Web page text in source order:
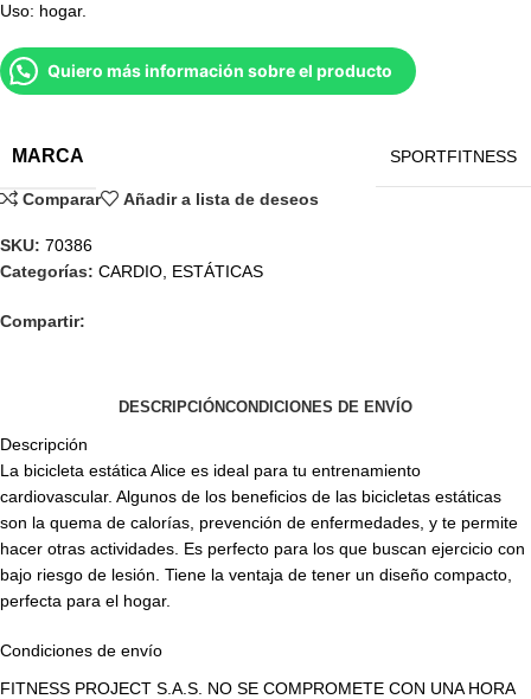
Uso: hogar.
Quiero más información sobre el producto
MARCA SPORTFITNESS
Comparar Añadir a lista de deseos
SKU: 70386
Categorías: CARDIO ESTÁTICAS
Compartir:
DESCRIPCIÓNCONDICIONES DE ENVÍO
Descripción
La bicicleta estática Alice es ideal para tu entrenamiento
cardiovascular. Algunos de los beneficios de las bicicletas estáticas
son la quema de calorías, prevención de enfermedades, y te permite
hacer otras actividades. Es perfecto para los que buscan ejercicio con
bajo riesgo de lesión. Tiene la ventaja de tener un diseño compacto,
perfecta para el hogar.
Condiciones de envío
FITNESS PROJECT S.A.S. NO SE COMPROMETE CON UNA HORA